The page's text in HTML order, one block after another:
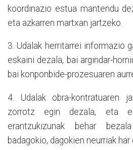
koordinazio estua mantendu
eta azkarren martxan jartzeko.
3. Udalak herritarrei informazio
eskaini dezala, bai argindar-
bai konponbide-prozesuaren
4. Udalak obra-kontratuaren
zorrotz egin dezala, eta
erantzukizunak behar
badagokio, dagokien neurriak har